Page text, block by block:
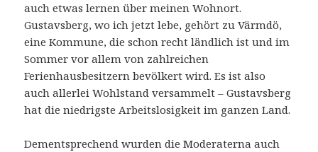
auch etwas lernen über meinen Wohnort.
Gustavsberg, wo ich jetzt lebe, gehört zu Värmdö,
eine Kommune, die schon recht ländlich ist und im
Sommer vor allem von zahlreichen
Ferienhausbesitzern bevölkert wird. Es ist also
auch allerlei Wohlstand versammelt – Gustavsberg
hat die niedrigste Arbeitslosigkeit im ganzen Land.
Dementsprechend wurden die Moderaterna auch